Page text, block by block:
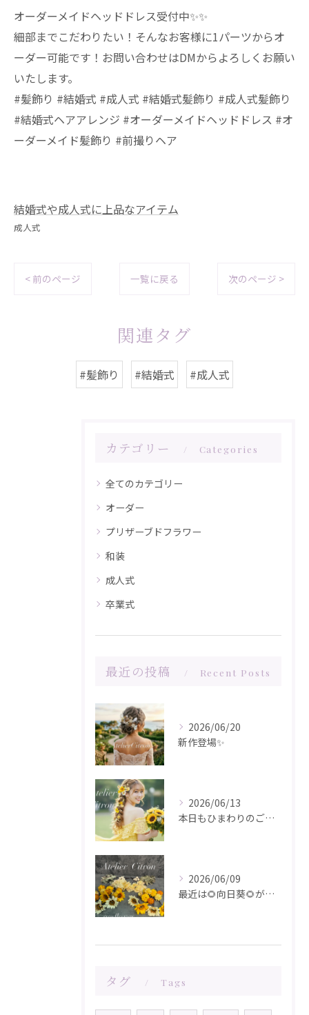
オーダーメイドヘッドドレス受付中✨️✨️
細部までこだわりたい！そんなお客様に1パーツからオ
ーダー可能です！お問い合わせはDMからよろしくお願い
いたします。
#髪飾り #結婚式 #成人式 #結婚式髪飾り #成人式髪飾り
#結婚式ヘアアレンジ #オーダーメイドヘッドドレス #オ
ーダーメイド髪飾り #前撮りヘア
結婚式や成人式に上品なアイテム
成人式
< 前のページ 一覧に戻る 次のページ >
関連タグ
#髪飾り #結婚式 #成人式
カテゴリー Categories
全てのカテゴリー
オーダー
プリザーブドフラワー
和装
成人式
卒業式
最近の投稿 Recent Posts
2026/06/20
新作登場✨️
2026/06/13
本日もひまわりのご注文ありがとうございます✨️
2026/06/09
最近は🌻向日葵🌻が人気です！在庫が少なくなってきました！お問...
タグ Tags